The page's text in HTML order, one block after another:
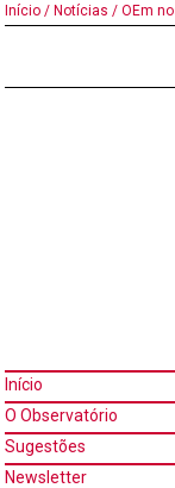
Início / Notícias / OEm
Início
O Observatório
Sugestões
Newsletter